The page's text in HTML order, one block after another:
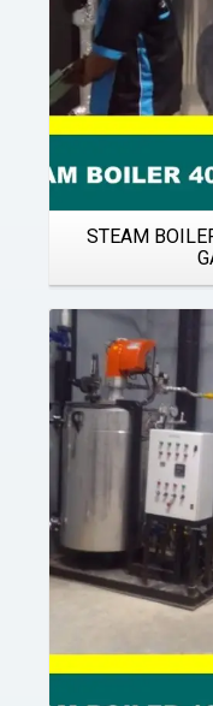
STEAM